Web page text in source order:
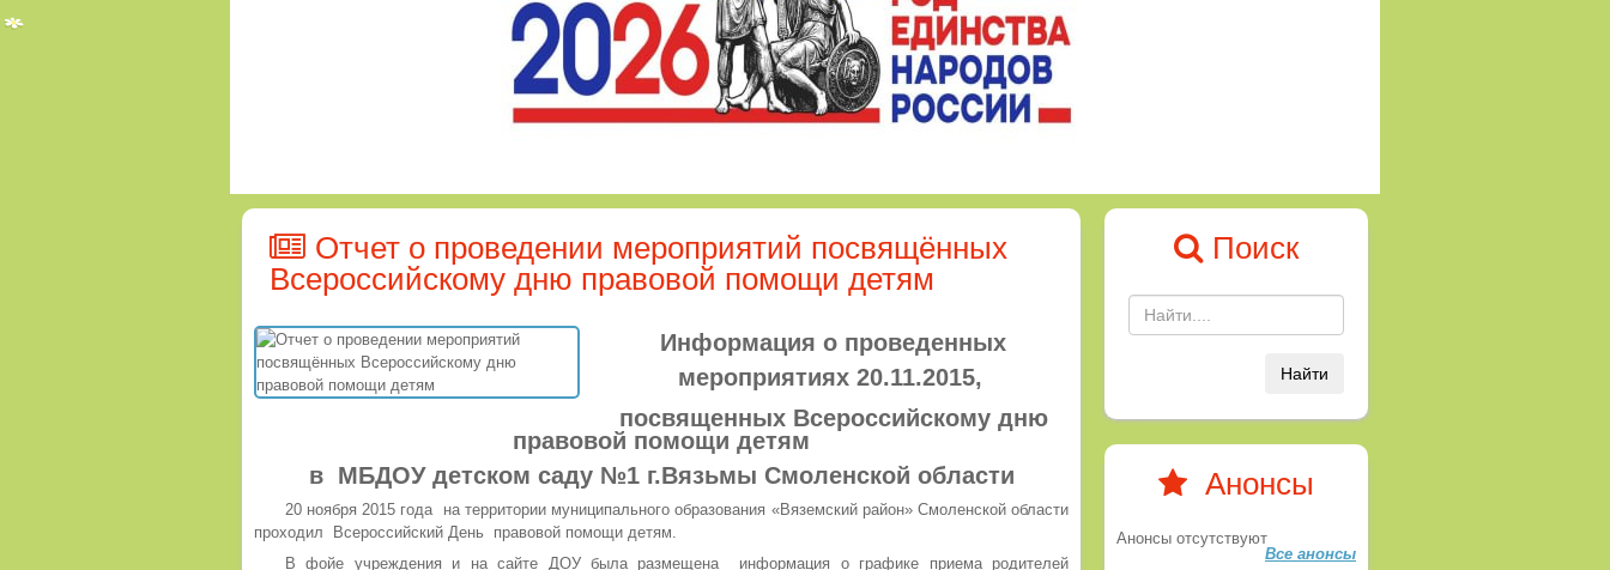
Отчет о проведении мероприятий посвящённых
Всероссийскому дню правовой помощи детям
Информация о проведенных
мероприятиях 20.11.2015,
посвященных Всероссийскому дню
правовой помощи детям
в МБДОУ детском саду №1 г.Вязьмы Смоленской области
20 ноября 2015 года на территории муниципального образования «Вяземский район» Смоленской области
проходил Всероссийский День правовой помощи детям.
В фойе учреждения и на сайте ДОУ была размещена информация о графике приема родителей
Поиск
Найти
Анонсы
Анонсы отсутствуют
Все анонсы